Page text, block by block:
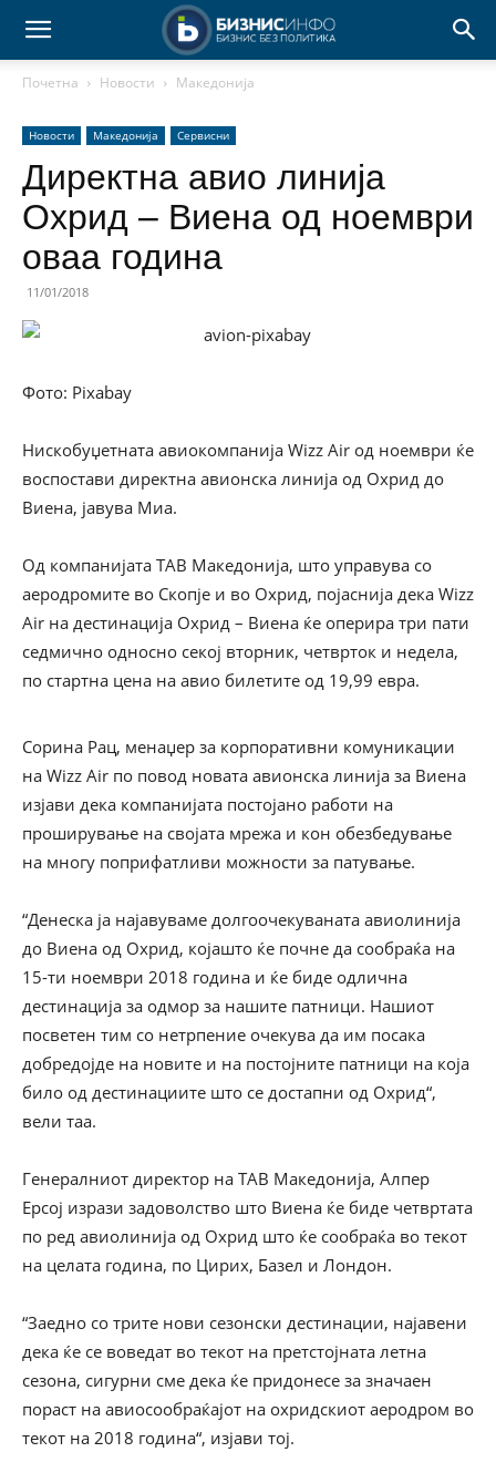
Почетна Новости Македонија
Новости Македонија Сервисни
Директна авио линија
Охрид – Виена од ноември
оваа година
11/01/2018
Фото: Pixabay
Нискобуџетната авиокомпанија Wizz Air од ноември ќе
воспостави директна авионска линија од Охрид до
Виена, јавува Миа.
Од компанијата ТАВ Македонија, што управува со
аеродромите во Скопје и во Охрид, појаснија дека Wizz
Air на дестинација Охрид – Виена ќе оперира три пати
седмично односно секој вторник, четврток и недела,
по стартна цена на авио билетите од 19,99 евра.
Сорина Рац, менаџер за корпоративни комуникации
на Wizz Air по повод новата авионска линија за Виена
изјави дека компанијата постојано работи на
проширување на својата мрежа и кон обезбедување
на многу поприфатливи можности за патување.
“Денеска ја најавуваме долгоочекуваната авиолинија
до Виена од Охрид, којашто ќе почне да сообраќа на
15-ти ноември 2018 година и ќе биде одлична
дестинација за одмор за нашите патници. Нашиот
посветен тим со нетрпение очекува да им посака
добредојде на новите и на постојните патници на која
било од дестинациите што се достапни од Охрид“,
вели таа.
Генералниот директор на ТАВ Македонија, Алпер
Ерсој изрази задоволство што Виена ќе биде четвртата
по ред авиолинија од Охрид што ќе сообраќа во текот
на целата година, по Цирих, Базел и Лондон.
“Заедно со трите нови сезонски дестинации, најавени
дека ќе се воведат во текот на претстојната летна
сезона, сигурни сме дека ќе придонесе за значаен
пораст на авиосообраќајот на охридскиот аеродром во
текот на 2018 година“, изјави тој.